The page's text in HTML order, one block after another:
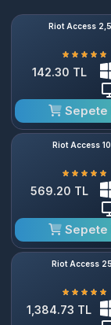
Riot Access 2,5
142.30 TL
Sepete
Riot Access
569.20 TL
Sepete
Riot Access
1,384.73 TL